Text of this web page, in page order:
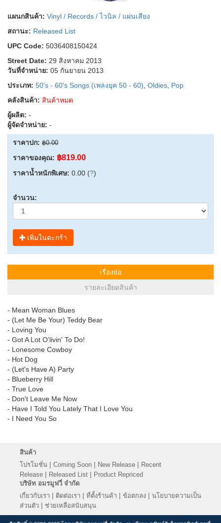
แผนกสินค้า: Vinyl / Records / ไวนิล / แผ่นเสียง
สถานะ: Released List
UPC Code: 5036408150424
Street Date: 29 สิงหาคม 2013
วันที่จำหน่าย: 05 กันยายน 2013
ประเภท: 50's - 60's Songs (เพลงยุค 50 - 60) Oldies Pop
คลังสินค้า: สินค้าหมด
ผู้ผลิต: -
ผู้จัดจำหน่าย: -
ราคาปก: ฿0.00
ราคาของคุณ: ฿819.00
ราคาน้ำหนักพิเศษ: 0.00 (?)
จำนวน:
เพิ่มในตะกร้า
เรื่องย่อ
รายละเอียดสินค้า
- Mean Woman Blues
- (Let Me Be Your) Teddy Bear
- Loving You
- Got A Lot O'livin' To Do!
- Lonesome Cowboy
- Hot Dog
- (Let's Have A) Party
- Blueberry Hill
- True Love
- Don't Leave Me Now
- Have I Told You Lately That I Love You
- I Need You So
สินค้า
โปรโมชั่น | Coming Soon | New Release | Recent
Release | Released List | Product Repriced
บริษัท อมรมูฟวี่ จำกัด
เกี่ยวกับเรา | ติดต่อเรา | ที่ตั้งร้านค้า | ข้อตกลง | นโยบายความเป็น
ส่วนตัว | ช่วยเหลือสนับสนุน